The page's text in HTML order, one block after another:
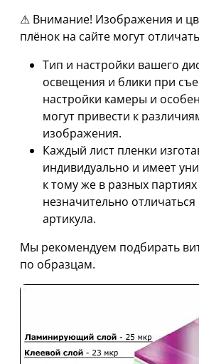
⚠ Внимание! Изображения и
плёнок на сайте могут
Тип и настройки вашего
освещения и блики при
настройки камеры и
могут привести к
изображения.
Каждый лист пленки
индивидуально и имеет
к тому же в разных
незначительно
артикула.
Мы рекомендуем подбирать
по образцам.